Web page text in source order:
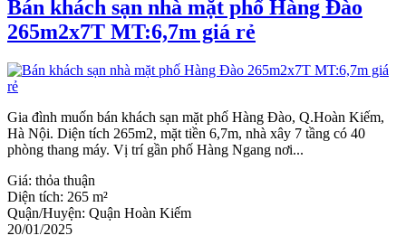
Bán khách sạn nhà mặt phố Hàng Đào
265m2x7T MT:6,7m giá rẻ
Gia đình muốn bán khách sạn mặt phố Hàng Đào, Q.Hoàn Kiếm,
Hà Nội. Diện tích 265m2, mặt tiền 6,7m, nhà xây 7 tầng có 40
phòng thang máy. Vị trí gần phố Hàng Ngang nơi...
Giá: thỏa thuận
Diện tích: 265 m²
Quận/Huyện: Quận Hoàn Kiếm
20/01/2025